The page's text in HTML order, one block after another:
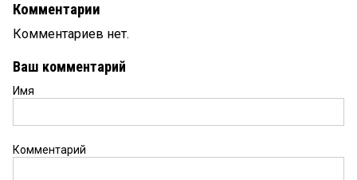
Комментарии
Комментариев нет.
Ваш комментарий
Имя
Комментарий